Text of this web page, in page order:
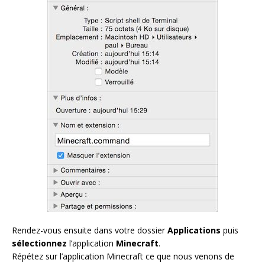
Rendez-vous ensuite dans votre dossierApplications puis
sélectionnez l’application Minecraft.
Répétez sur l’application Minecraft ce que nous venons de